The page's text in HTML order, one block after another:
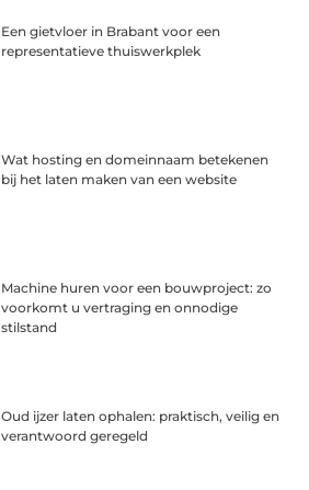
Een gietvloer in Brabant voor een
representatieve thuiswerkplek
Wat hosting en domeinnaam betekenen
bij het laten maken van een website
Machine huren voor een bouwproject: zo
voorkomt u vertraging en onnodige
stilstand
Oud ijzer laten ophalen: praktisch, veilig en
verantwoord geregeld